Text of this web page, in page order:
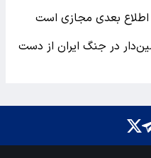
اطلاع بعدی مجازی است
سرنشین‌دار در جنگ ایران از دست